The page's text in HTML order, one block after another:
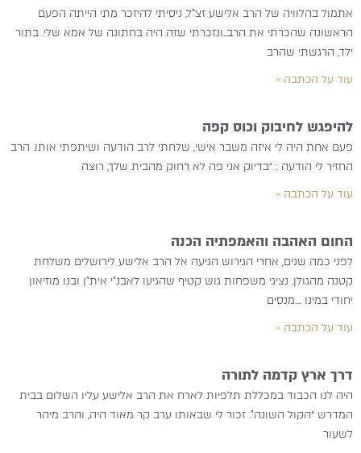
אתמול בהלוויה של הרב אלישע זצ”ל, ניסיתי להיזכר מתי הייתה הפעם
הראשונה שהכרתי את הרב..ונזכרתי שזה היה בחתונה של אמא שלי. בתור
ילד, הרגשתי שהרב
עוד על הכתבה »
להיפגש לחיבוק וכוס קפה
פעם אחת היה לי איזה משבר אישי, שלחתי לרב הודעה ושיתפתי אותו. הרב
החזיר לי הודעה : “בדיוק אני פה לא רחוק מהבית שלך, רוצה
עוד על הכתבה »
החום האהבה והאמפתיה הכנה
לפני כמה שנים, אחרי הגירוש הגיעה אל הרב אלישע לירושלים משלחת
קטנה מהגולן. נציגי משפחות גוש קטיף שהגיעו לאבנ”י אית”ן ובנו מוזיאון
יחודי במינו …מנסים
עוד על הכתבה »
דרך ארץ קדמה לתורה
היה לנו הכבוד במכללת תלפיות לארח את הרב אלישע עליו השלום בבית
המדרש “הקול השונה”. זכור לי שבאותו ערב קר מאוד היה, והרב מיהר
לשעור